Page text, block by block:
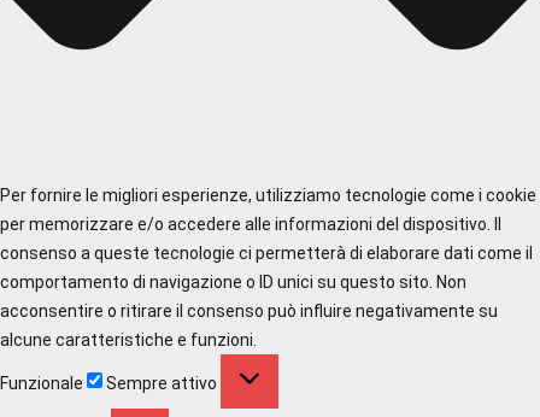
Per fornire le migliori esperienze, utilizziamo tecnologie come i cookie
per memorizzare e/o accedere alle informazioni del dispositivo. Il
consenso a queste tecnologie ci permetterà di elaborare dati come il
comportamento di navigazione o ID unici su questo sito. Non
acconsentire o ritirare il consenso può influire negativamente su
alcune caratteristiche e funzioni.
Funzionale Sempre attivo